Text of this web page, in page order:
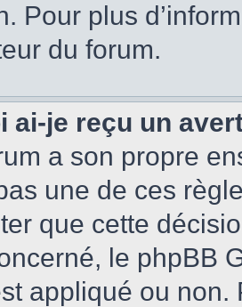
Pour plus
du forum.
ai-je reçu un
a son propre
une de ces
que cette
le phpBB
appliqué ou non.